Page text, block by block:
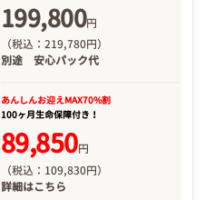
199,800円
（税込：219,780円）
別途 安心パック代
あんしんお迎えMAX70%割
100ヶ月生命保障付き！
89,850円
（税込：109,830円）
詳細はこちら